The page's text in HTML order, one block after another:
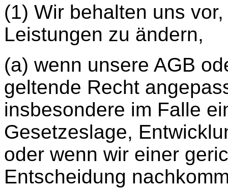
(1) Wir behalten uns
Leistungen zu ändern,
(a) wenn unsere AGB
geltende Recht
insbesondere im Falle
Gesetzeslage,
oder wenn wir einer
Entscheidung